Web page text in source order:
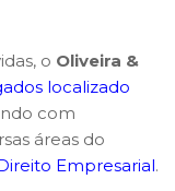
o Oliveira &
localizado
com
áreas do
Empresarial.